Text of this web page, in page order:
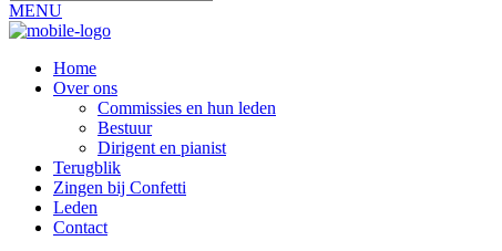
MENU
Home
Over ons
Commissies en hun leden
Bestuur
Dirigent en pianist
Terugblik
Zingen bij Confetti
Leden
Contact